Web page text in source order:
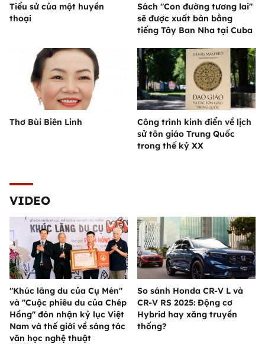
Tiểu sử của một huyền
thoại
Sách "Con đường tương lai"
sẽ được xuất bản bằng
tiếng Tây Ban Nha tại Cuba
Thơ Bùi Biên Linh
Công trình kinh điển về lịch
sử tôn giáo Trung Quốc
trong thế kỷ XX
VIDEO
"Khúc lãng du của Cụ Mén"
và "Cuộc phiêu du của Chép
Hồng" đón nhận kỷ lục Việt
Nam và thế giới về sáng tác
văn học nghệ thuật
So sánh Honda CR-V L và
CR-V RS 2025: Động cơ
Hybrid hay xăng truyền
thống?